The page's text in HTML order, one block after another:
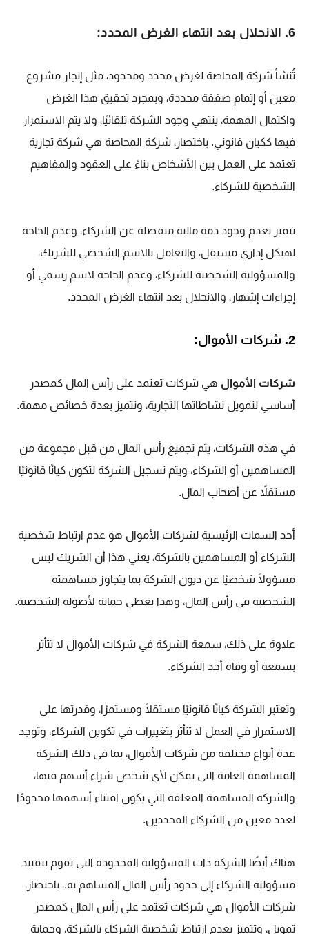
6. الانحلال بعد انتهاء الغرض المحدد:
تُنشأ شركة المحاصة لغرض محدد ومحدود، مثل إنجاز مشروع
معين أو إتمام صفقة محددة، وبمجرد تحقيق هذا الغرض
واكتمال المهمة، ينتهي وجود الشركة تلقائيًا، ولا يتم الاستمرار
فيها ككيان قانوني. باختصار، شركة المحاصة هي شركة تجارية
تعتمد على العمل بين الأشخاص بناءً على العقود والمفاهيم
الشخصية للشركاء.
تتميز بعدم وجود ذمة مالية منفصلة عن الشركاء، وعدم الحاجة
لهيكل إداري مستقل، والتعامل بالاسم الشخصي للشريك،
والمسؤولية الشخصية للشركاء، وعدم الحاجة لاسم رسمي أو
إجراءات إشهار، والانحلال بعد انتهاء الغرض المحدد.
2. شركات الأموال:
شركات الأموال هي شركات تعتمد على رأس المال كمصدر
أساسي لتمويل نشاطاتها التجارية، وتتميز بعدة خصائص مهمة.
في هذه الشركات، يتم تجميع رأس المال من قبل مجموعة من
المساهمين أو الشركاء، ويتم تسجيل الشركة لتكون كيانًا قانونيًا
مستقلاً عن أصحاب المال.
أحد السمات الرئيسية لشركات الأموال هو عدم ارتباط شخصية
الشركاء أو المساهمين بالشركة، يعني هذا أن الشريك ليس
مسؤولًا شخصيًا عن ديون الشركة بما يتجاوز مساهمته
الشخصية في رأس المال، وهذا يعطي حماية لأصوله الشخصية.
علاوة على ذلك، سمعة الشركة في شركات الأموال لا تتأثر
بسمعة أو وفاة أحد الشركاء.
وتعتبر الشركة كيانًا قانونيًا مستقلًا ومستمرًا، وقدرتها على
الاستمرار في العمل لا تتأثر بتغييرات في تكوين الشركاء، وتوجد
عدة أنواع مختلفة من شركات الأموال، بما في ذلك الشركة
المساهمة العامة التي يمكن لأي شخص شراء أسهم فيها،
والشركة المساهمة المغلقة التي يكون اقتناء أسهمها محدودًا
لعدد معين من الشركاء المحددين.
هناك أيضًا الشركة ذات المسؤولية المحدودة التي تقوم بتقييد
مسؤولية الشركاء إلى حدود رأس المال المساهم به.، باختصار،
شركات الأموال هي شركات تعتمد على رأس المال كمصدر
تمويل، وتتميز بعدم ارتباط شخصية الشركاء بالشركة، وحماية